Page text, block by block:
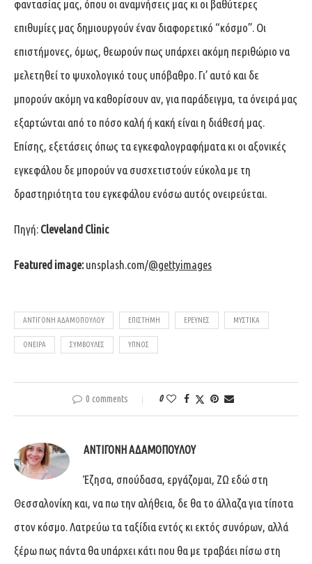
φαντασίας μας, όπου οι αναμνήσεις μας κι οι βαθύτερες
επιθυμίες μας δημιουργούν έναν διαφορετικό “κόσμο”. Οι
επιστήμονες, όμως, θεωρούν πως υπάρχει ακόμη περιθώριο να
μελετηθεί το ψυχολογικό τους υπόβαθρο. Γι’ αυτό και δε
μπορούν ακόμη να καθορίσουν αν, για παράδειγμα, τα όνειρά μας
εξαρτώνται από το πόσο καλή ή κακή είναι η διάθεσή μας.
Επίσης, εξετάσεις όπως τα εγκεφαλογραφήματα κι οι αξονικές
εγκεφάλου δε μπορούν να συσχετιστούν εύκολα με τη
δραστηριότητα του εγκεφάλου ενόσω αυτός ονειρεύεται.
Πηγή: Cleveland Clinic
Featured image:unsplash.com/@gettyimages
ΑΝΤΙΓΌΝΗ ΑΔΑΜΟΠΟΎΛΟΥ ΕΠΙΣΤΉΜΗ ΈΡΕΥΝΕΣ ΜΥΣΤΙΚΆ
ΌΝΕΙΡΑ ΣΥΜΒΟΥΛΈΣ ΎΠΝΟΣ
0 comments 0
ΑΝΤΙΓΌΝΗ ΑΔΑΜΟΠΟΎΛΟΥ
Έζησα, σπούδασα, εργάζομαι, ΖΩ εδώ στη
Θεσσαλονίκη και, να πω την αλήθεια, δε θα το άλλαζα για τίποτα
στον κόσμο. Λατρεύω τα ταξίδια εντός κι εκτός συνόρων, αλλά
ξέρω πως πάντα θα υπάρχει κάτι που θα με τραβάει πίσω στη